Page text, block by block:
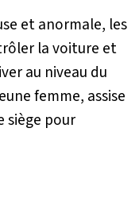
et anormale, les
la voiture et
au niveau du
femme, assise
siège pour